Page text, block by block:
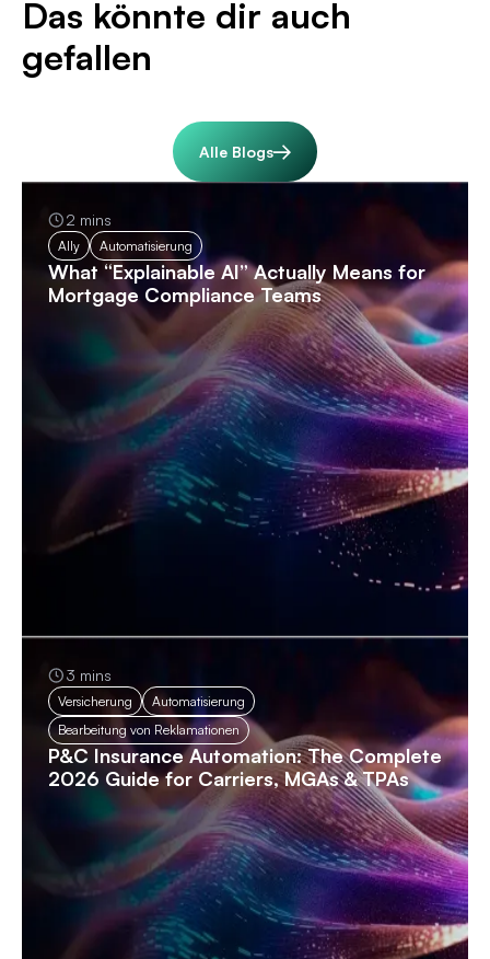
Das könnte dir auch
gefallen
Alle Blogs
2 mins
Ally Automatisierung
What “Explainable AI” Actually Means for
Mortgage Compliance Teams
3 mins
Versicherung
Automatisierung
Bearbeitung von Reklamationen
P&C Insurance Automation: The Complete
2026 Guide for Carriers, MGAs & TPAs